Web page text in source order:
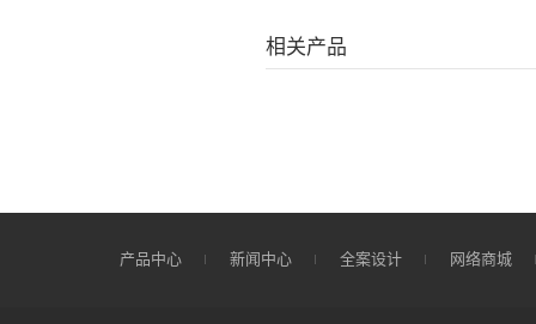
相关产品
产品中心 新闻中心 全案设计 网络商城